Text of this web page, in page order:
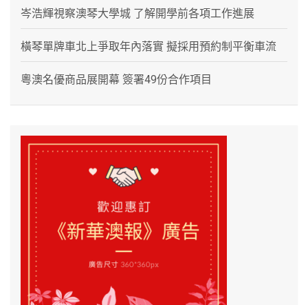
岑浩輝視察澳琴大學城 了解開學前各項工作進展
橫琴單牌車北上爭取年內落實 擬採用預約制平衡車流
粵澳名優商品展開幕 簽署49份合作項目